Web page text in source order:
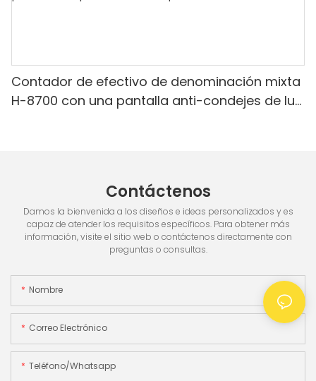
Contador de efectivo de denominación mixta
H-8700 con una pantalla anti-condejes de luz
Contáctenos
Damos la bienvenida a los diseños e ideas personalizados y es
capaz de atender los requisitos específicos. Para obtener más
información, visite el sitio web o contáctenos directamente con
preguntas o consultas.
Nombre
Correo Electrónico
Teléfono/whatsapp